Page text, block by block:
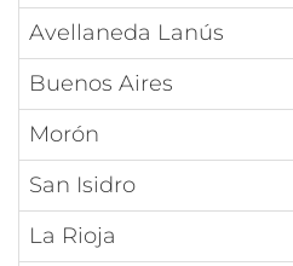
Avellaneda Lanús
Buenos Aires
Morón
San Isidro
La Rioja